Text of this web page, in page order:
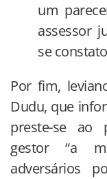
um
assessor
se
Por fim,
Dudu, que
preste-se ao
gestor “a
adversários